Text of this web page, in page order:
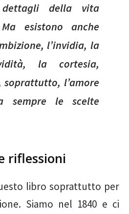
della vita
esistono anche
l’invidia, la
la cortesia,
soprattutto, l’amore
sempre le scelte
riflessioni
libro soprattutto per
Siamo nel 1840 e ci